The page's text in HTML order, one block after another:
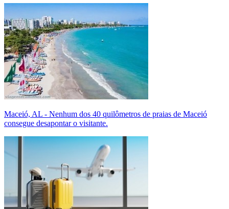
Maceió, AL - Nenhum dos 40 quilômetros de praias de Maceió
consegue desapontar o visitante.